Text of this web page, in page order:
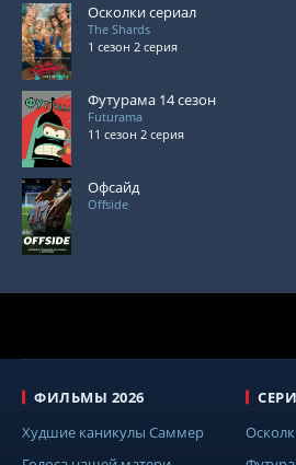
Осколки сериал
The Shards
1 сезон 2 серия
Футурама 14 сезон
Futurama
11 сезон 2 серия
Офсайд
Offside
ФИЛЬМЫ 2026
Худшие каникулы Саммер